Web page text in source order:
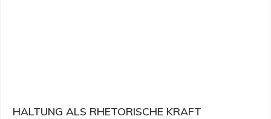
HALTUNG ALS RHETORISCHE KRAFT